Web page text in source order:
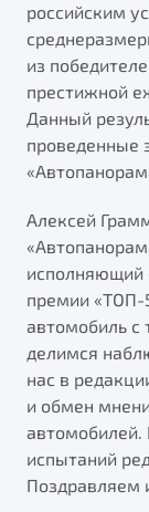
Элегантный
от 1 699
X70
Узнайте о
автомобиля
Подробно
Тест-
Будьте еще
"Помощь на
Запись на
российским
из
престижной
Данный
проведенные
Алексей
исполняющий
премии «ТОП-
автомобиль с
делимся
нас в
и обмен
автомобилей.
испытаний
Поздравляем